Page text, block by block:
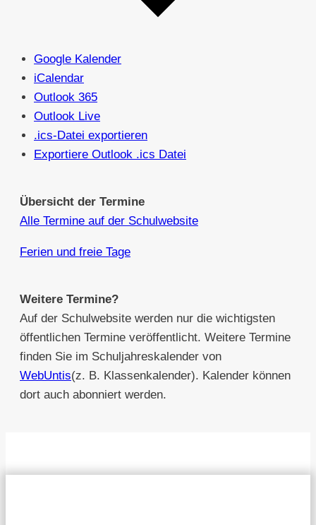
Google Kalender
iCalendar
Outlook 365
Outlook Live
.ics-Datei exportieren
Exportiere Outlook .ics Datei
Übersicht der Termine
Alle Termine auf der Schulwebsite
Ferien und freie Tage
Weitere Termine?
Auf der Schulwebsite werden nur die wichtigsten
öffentlichen Termine veröffentlicht. Weitere Termine
finden Sie im Schuljahreskalender von
WebUntis(z. B. Klassenkalender). Kalender können
dort auch abonniert werden.